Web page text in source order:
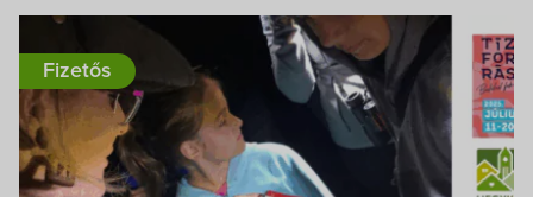
Fizetős